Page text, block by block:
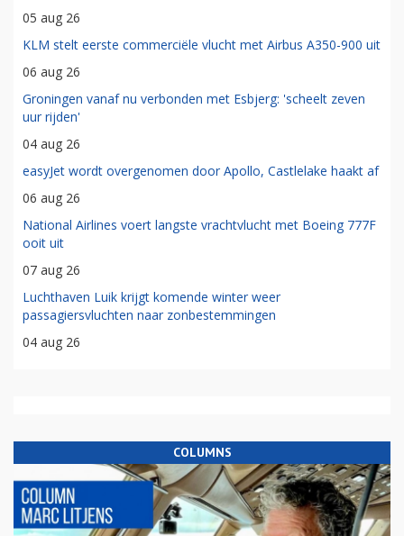
05 aug 26
KLM stelt eerste commerciële vlucht met Airbus A350-900 uit
06 aug 26
Groningen vanaf nu verbonden met Esbjerg: 'scheelt zeven
uur rijden'
04 aug 26
easyJet wordt overgenomen door Apollo, Castlelake haakt af
06 aug 26
National Airlines voert langste vrachtvlucht met Boeing 777F
ooit uit
07 aug 26
Luchthaven Luik krijgt komende winter weer
passagiersvluchten naar zonbestemmingen
04 aug 26
COLUMNS